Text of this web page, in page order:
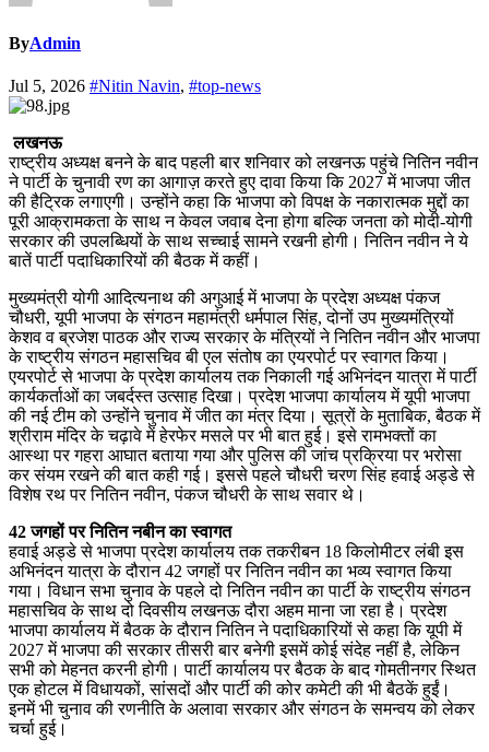
ByAdmin
Jul 5, 2026 #Nitin Navin, #top-news
लखनऊ
राष्ट्रीय अध्यक्ष बनने के बाद पहली बार शनिवार को लखनऊ पहुंचे नितिन नवीन
ने पार्टी के चुनावी रण का आगाज़ करते हुए दावा किया कि 2027 में भाजपा जीत
की हैट्रिक लगाएगी। उन्होंने कहा कि भाजपा को विपक्ष के नकारात्मक मुद्दों का
पूरी आक्रामकता के साथ न केवल जवाब देना होगा बल्कि जनता को मोदी-योगी
सरकार की उपलब्धियों के साथ सच्चाई सामने रखनी होगी। नितिन नवीन ने ये
बातें पार्टी पदाधिकारियों की बैठक में कहीं।
मुख्यमंत्री योगी आदित्यनाथ की अगुआई में भाजपा के प्रदेश अध्यक्ष पंकज
चौधरी, यूपी भाजपा के संगठन महामंत्री धर्मपाल सिंह, दोनों उप मुख्यमंत्रियों
केशव व ब्रजेश पाठक और राज्य सरकार के मंत्रियों ने नितिन नवीन और भाजपा
के राष्ट्रीय संगठन महासचिव बी एल संतोष का एयरपोर्ट पर स्वागत किया।
एयरपोर्ट से भाजपा के प्रदेश कार्यालय तक निकाली गई अभिनंदन यात्रा में पार्टी
कार्यकर्ताओं का जबर्दस्त उत्साह दिखा। प्रदेश भाजपा कार्यालय में यूपी भाजपा
की नई टीम को उन्होंने चुनाव में जीत का मंत्र दिया। सूत्रों के मुताबिक, बैठक में
श्रीराम मंदिर के चढ़ावे में हेरफेर मसले पर भी बात हुई। इसे रामभक्तों का
आस्था पर गहरा आघात बताया गया और पुलिस की जांच प्रक्रिया पर भरोसा
कर संयम रखने की बात कही गई। इससे पहले चौधरी चरण सिंह हवाई अड्डे से
विशेष रथ पर नितिन नवीन, पंकज चौधरी के साथ सवार थे।
42 जगहों पर नितिन नबीन का स्वागत
हवाई अड्डे से भाजपा प्रदेश कार्यालय तक तकरीबन 18 किलोमीटर लंबी इस
अभिनंदन यात्रा के दौरान 42 जगहों पर नितिन नवीन का भव्य स्वागत किया
गया। विधान सभा चुनाव के पहले दो नितिन नवीन का पार्टी के राष्ट्रीय संगठन
महासचिव के साथ दो दिवसीय लखनऊ दौरा अहम माना जा रहा है। प्रदेश
भाजपा कार्यालय में बैठक के दौरान नितिन ने पदाधिकारियों से कहा कि यूपी में
2027 में भाजपा की सरकार तीसरी बार बनेगी इसमें कोई संदेह नहीं है, लेकिन
सभी को मेहनत करनी होगी। पार्टी कार्यालय पर बैठक के बाद गोमतीनगर स्थित
एक होटल में विधायकों, सांसदों और पार्टी की कोर कमेटी की भी बैठकें हुईं।
इनमें भी चुनाव की रणनीति के अलावा सरकार और संगठन के समन्वय को लेकर
चर्चा हुई।